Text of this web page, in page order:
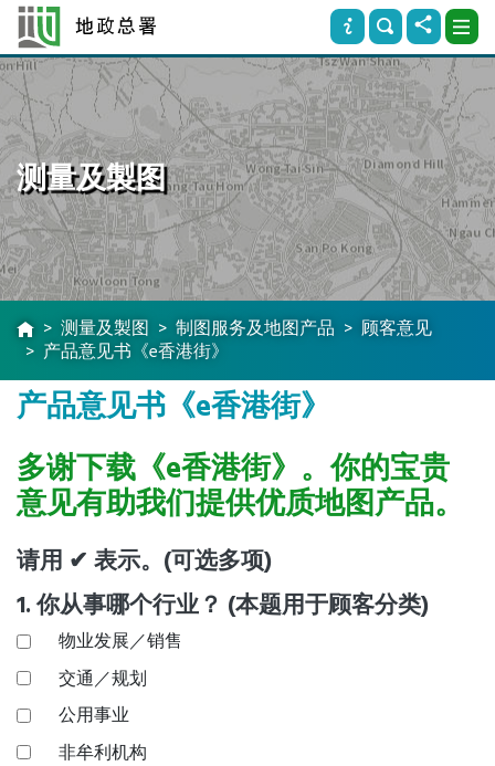
测量及製图
测量及製图 制图服务及地图产品
顾客意见
产品意见书《e香港街》
产品意见书《e香港街》
多谢下载《e香港街》。你的宝贵
意见有助我们提供优质地图产品。
请用 ✔ 表示。(可选多项)
1. 你从事哪个行业？ (本题用于顾客分类)
物业发展／销售
交通／规划
公用事业
非牟利机构